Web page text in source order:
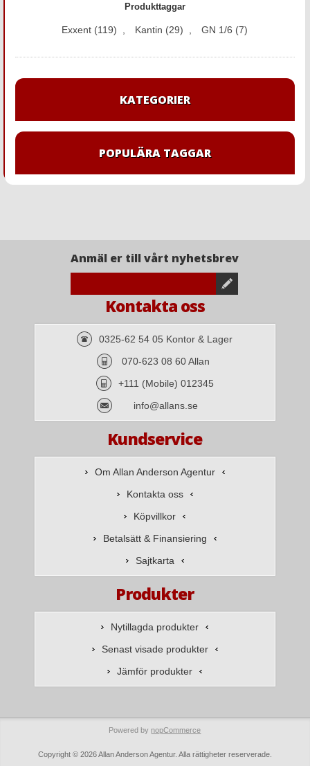
Produkttaggar
Exxent (119) Kantin (29) GN 1/6 (7)
KATEGORIER
POPULÄRA TAGGAR
Anmäl er till vårt nyhetsbrev
Kontakta oss
0325-62 54 05 Kontor & Lager
070-623 08 60 Allan
+111 (Mobile) 012345
info@allans.se
Kundservice
Om Allan Anderson Agentur
Kontakta oss
Köpvillkor
Betalsätt & Finansiering
Sajtkarta
Produkter
Nytillagda produkter
Senast visade produkter
Jämför produkter
Powered by nopCommerce
Copyright © 2026 Allan Anderson Agentur. Alla rättigheter reserverade.